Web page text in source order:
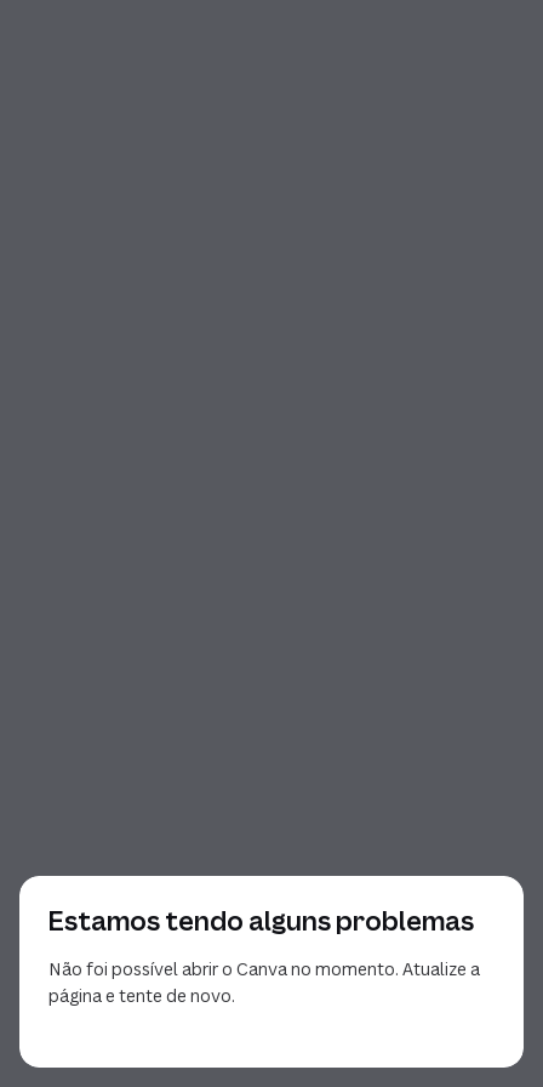
Estamos tendo alguns problemas
Não foi possível abrir o Canva no momento. Atualize a
página e tente de novo.